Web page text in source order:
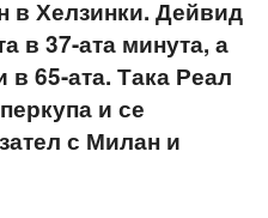
в Хелзинки. Дейвид
в 37-ата минута, а
65-ата. Така Реал
и се
с Милан и